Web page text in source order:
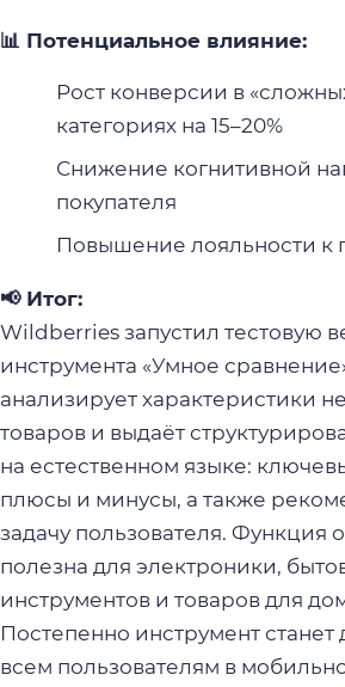
📊 Потенциальное влияние:
Рост конверсии в
категориях на 15–20%
Снижение когнитивной
покупателя
Повышение лояльности к
📢 Итог:
Wildberries запустил тестовую
инструмента «Умное
анализирует характеристики
товаров и выдаёт
на естественном языке:
плюсы и минусы, а также
задачу пользователя. Функция
полезна для электроники,
инструментов и товаров для
Постепенно инструмент станет
всем пользователям в